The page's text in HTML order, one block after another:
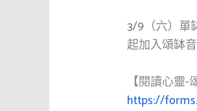
3/9（六）單
起加入頌缽
【閱讀心靈-
https://